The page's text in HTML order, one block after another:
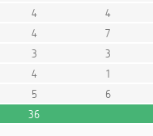
4 4
4 7
3 3
4 1
5 6
36